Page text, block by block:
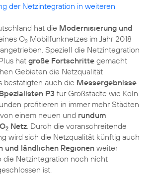
der Netzintegration in weiteren
hat die Modernisierung und
O2 Mobilfunknetzes im Jahr 2018
Speziell die Netzintegration
hatgroße Fortschritte gemacht
Gebieten die Netzqualität
bestätigten auch die Messergebnisse
P3 für Großstädte wie Köln
profitieren in immer mehr Städten
einem neuen und rundum
2 Netz . Durch die voranschreitende
wird sich die Netzqualität künftig auch
und ländlichen Regionen weiter
die Netzintegration noch nicht
ist.